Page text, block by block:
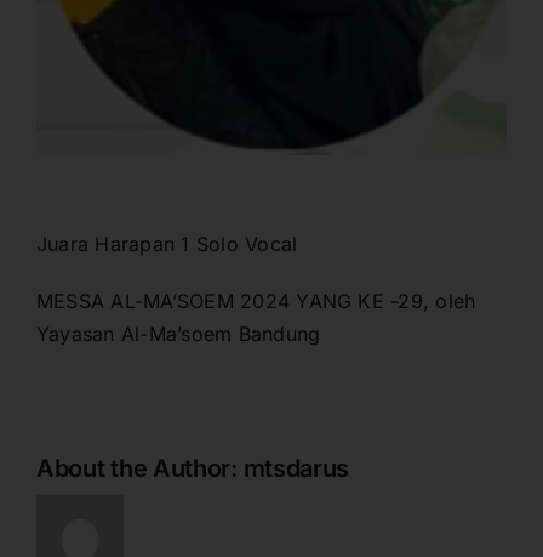
Juara Harapan 1 Solo Vocal
MESSA AL-MA’SOEM 2024 YANG KE -29, oleh
Yayasan Al-Ma’soem Bandung
About the Author: mtsdarus